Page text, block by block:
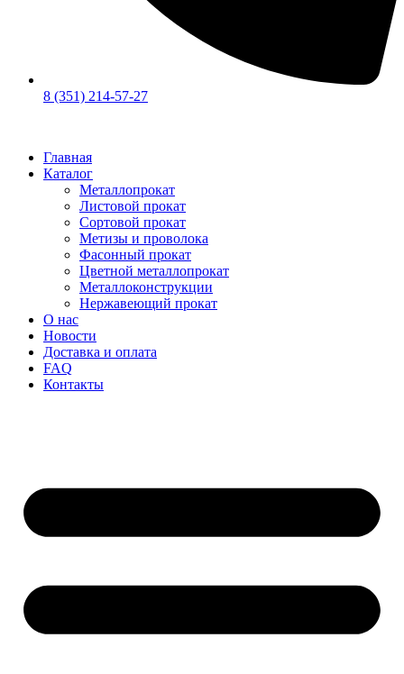
8 (351) 214-57-27
Главная
Каталог
Металлопрокат
Листовой прокат
Сортовой прокат
Метизы и проволока
Фасонный прокат
Цветной металлопрокат
Металлоконструкции
Нержавеющий прокат
О нас
Новости
Доставка и оплата
FAQ
Контакты